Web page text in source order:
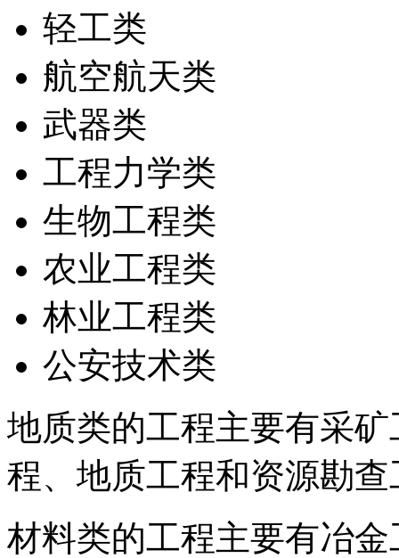
轻工类
航空航天类
武器类
工程力学类
生物工程类
农业工程类
林业工程类
公安技术类
地质类的工程主要有采
程、地质工程和资源勘
材料类的工程主要有冶